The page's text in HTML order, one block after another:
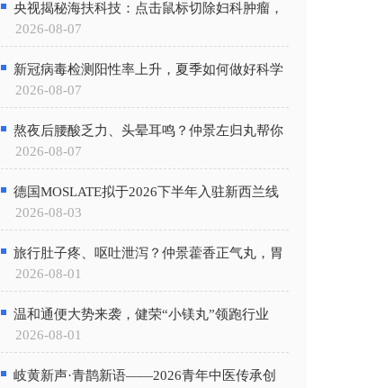
央视揭秘海扶科技：点击鼠标切除妇科肿瘤，
中国原创手术刀是什么黑科技？
2026-08-07
新冠病毒检测阳性率上升，夏季如何做好科学
防护？
2026-08-07
熬夜后腰酸乏力、头晕耳鸣？仲景左归丸帮你
补回透支的肾阴
2026-08-07
德国MOSLATE拟于2026下半年入驻新西兰线
下药房
2026-08-03
旅行肚子疼、呕吐泄泻？仲景藿香正气丸，胃
肠型感冒的“克星”
2026-08-01
温和通便大势来袭，健荣“小镁丸”领跑行业
2026-08-01
岐黄新声·青鹊新语——2026青年中医传承创